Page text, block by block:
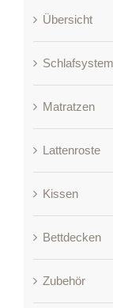
Übersicht
Matratzen
Lattenroste
Kissen
Bettdecken
Zubehör